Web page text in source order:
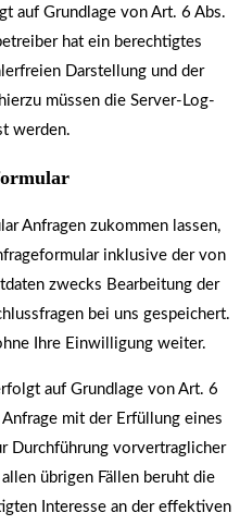
auf Grundlage von Art. 6 Abs.
hat ein berechtigtes
Darstellung und der
müssen die Server-Log-
werden.
Anfragen zukommen lassen,
inklusive der von
zwecks Bearbeitung der
bei uns gespeichert.
Ihre Einwilligung weiter.
auf Grundlage von Art. 6
mit der Erfüllung eines
Durchführung vorvertraglicher
übrigen Fällen beruht die
Interesse an der effektiven